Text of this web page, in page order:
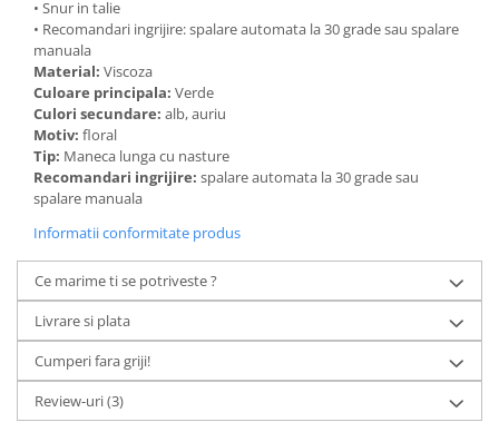
• Snur in talie
• Recomandari ingrijire: spalare automata la 30 grade sau spalare
manuala
Material: Viscoza
Culoare principala: Verde
Culori secundare: alb, auriu
Motiv: floral
Tip: Maneca lunga cu nasture
Recomandari ingrijire: spalare automata la 30 grade sau
spalare manuala
Informatii conformitate produs
Ce marime ti se potriveste ?
Livrare si plata
Cumperi fara griji!
Review-uri(3)